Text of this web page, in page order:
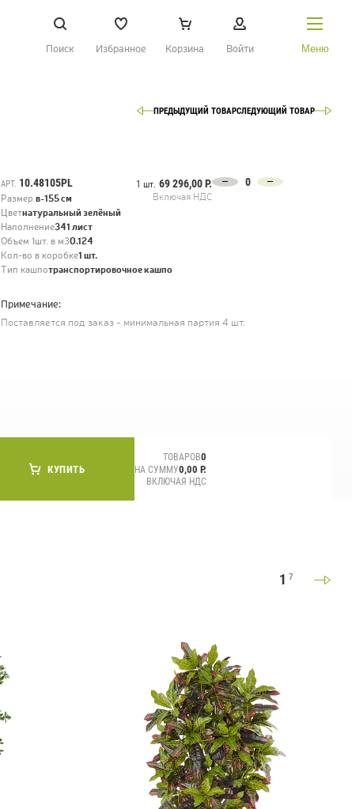
Поиск Избранное Корзина Войти Меню
Доставка и оплата
Вопросы и ответы
ПРЕДЫДУЩИЙ ТОВАРСЛЕДУЮЩИЙ ТОВАР
АРТ. 10.48105PL
Размерв-155 см
1 шт. 69 296,00 Р.
Включая НДС
Цветнатуральный зелёный
Наполнение341 лист
Объем 1шт. в м30.124
Кол-во в коробке1 шт.
Тип кашпотранспортировочное кашпо
Примечание:
Поставляется под заказ - минимальная партия 4 шт.
КУПИТЬ
ТОВАРОВ0
НА СУММУ0,00 Р.
ВКЛЮЧАЯ НДС
1 7